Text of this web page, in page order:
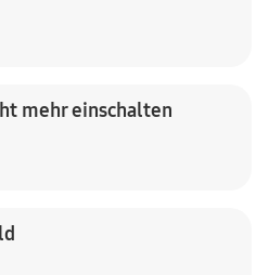
mehr einschalten